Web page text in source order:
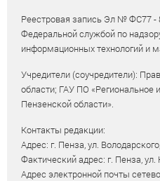
Реестровая запись Эл № ФС77 -
Федеральной службой по
информационных технологий и
Учредители (соучредители):
области; ГАУ ПО «Региональное
Пензенской области».
Контакты редакции:
Адрес: г. Пенза, ул.
Фактический адрес: г. Пенза, ул.
Адрес электронной почты